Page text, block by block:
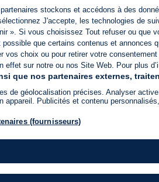
stockons et accédons à des
J'accepte, les technologies de
». Si vous choisissez Tout refuser ou
que certains contenus et annonces
vos choix ou pour retirer votre
effet sur notre ou nos Site Web. Pour plus
que nos partenaires externes,
de géolocalisation précises. Analyser
appareil. Publicités et contenu
(fournisseurs)